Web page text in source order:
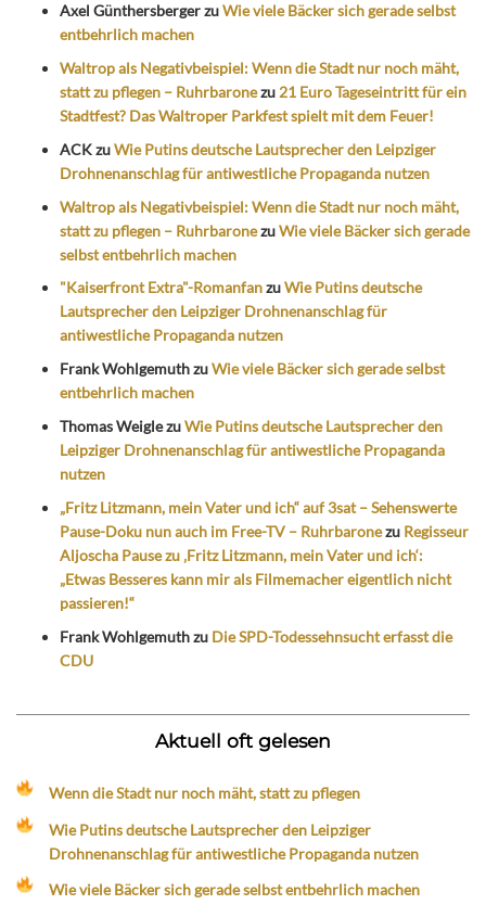
Axel GünthersbergerzuWie viele Bäcker sich gerade selbst
entbehrlich machen
Waltrop als Negativbeispiel: Wenn die Stadt nur noch mäht,
statt zu pflegen – Ruhrbaronezu 21 Euro Tageseintritt für ein
Stadtfest? Das Waltroper Parkfest spielt mit dem Feuer!
ACKzuWie Putins deutsche Lautsprecher den Leipziger
Drohnenanschlag für antiwestliche Propaganda nutzen
Waltrop als Negativbeispiel: Wenn die Stadt nur noch mäht,
statt zu pflegen – RuhrbaronezuWie viele Bäcker sich gerade
selbst entbehrlich machen
"Kaiserfront Extra"-RomanfanzuWie Putins deutsche
Lautsprecher den Leipziger Drohnenanschlag für
antiwestliche Propaganda nutzen
Frank WohlgemuthzuWie viele Bäcker sich gerade selbst
entbehrlich machen
Thomas WeiglezuWie Putins deutsche Lautsprecher den
Leipziger Drohnenanschlag für antiwestliche Propaganda
nutzen
„Fritz Litzmann, mein Vater und ich“ auf 3sat – Sehenswerte
Pause-Doku nun auch im Free-TV – Ruhrbaronezu Regisseur
Aljoscha Pause zu ‚Fritz Litzmann, mein Vater und ich‘:
„Etwas Besseres kann mir als Filmemacher eigentlich nicht
passieren!“
Frank Wohlgemuthzu Die SPD-Todessehnsucht erfasst die
CDU
Aktuell oft gelesen
Wenn die Stadt nur noch mäht, statt zu pflegen
Wie Putins deutsche Lautsprecher den Leipziger
Drohnenanschlag für antiwestliche Propaganda nutzen
Wie viele Bäcker sich gerade selbst entbehrlich machen